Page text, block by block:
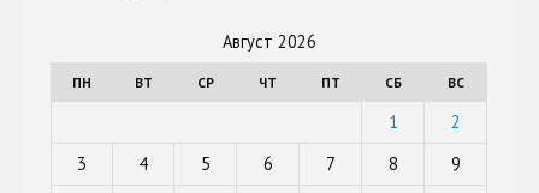
Август 2026
ПН ВТ СР ЧТ ПТ СБ ВС
1
2
3
4 5 6 7 8
9